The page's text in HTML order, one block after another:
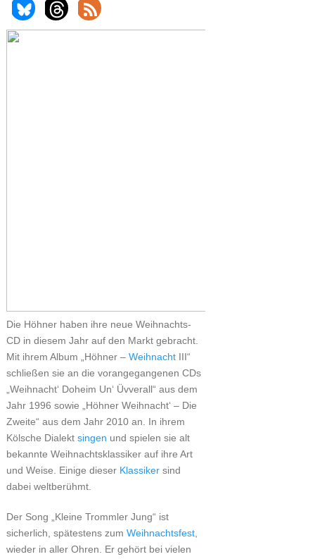
Die Höhner haben ihre neue Weihnachts-
CD in diesem Jahr auf den Markt gebracht.
Mit ihrem Album „Höhner – WeihnachtIII“
schließen sie an die vorangegangenen CDs
„Weihnacht‘ Doheim Un‘ Üvverall“ aus dem
Jahr 1996 sowie „Höhner Weihnacht‘ – Die
Zweite“ aus dem Jahr 2010 an. In ihrem
Kölsche Dialekt singen und spielen sie alt
bekannte Weihnachtsklassiker auf ihre Art
und Weise. Einige dieser Klassikersind
dabei weltberühmt.
Der Song „Kleine Trommler Jung“ ist
sicherlich, spätestens zum Weihnachtsfest,
wieder in aller Ohren. Er gehört bei vielen